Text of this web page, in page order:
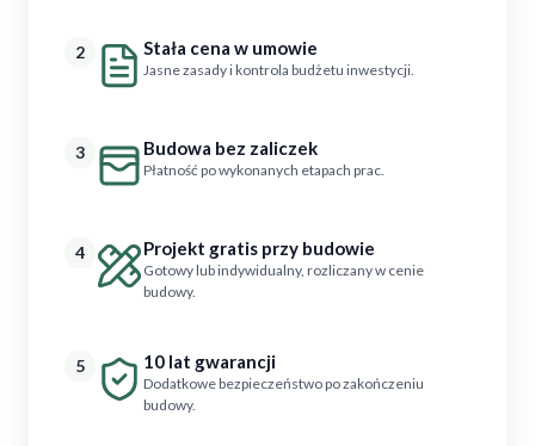
2 Stała cena w umowie
Jasne zasady i kontrola budżetu inwestycji.
3 Budowa bez zaliczek
Płatność po wykonanych etapach prac.
4 Projekt gratis przy budowie
Gotowy lub indywidualny, rozliczany w cenie
budowy.
5 10 lat gwarancji
Dodatkowe bezpieczeństwo po zakończeniu
budowy.